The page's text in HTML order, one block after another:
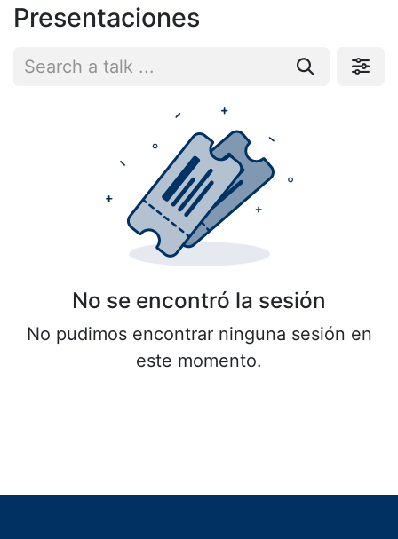
Presentaciones
No se encontró la sesión
No pudimos encontrar ninguna sesión en
este momento.